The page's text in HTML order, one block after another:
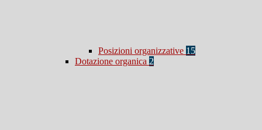
Posizioni organizzative 15
Dotazione organica 2